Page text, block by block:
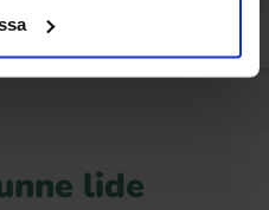
lide